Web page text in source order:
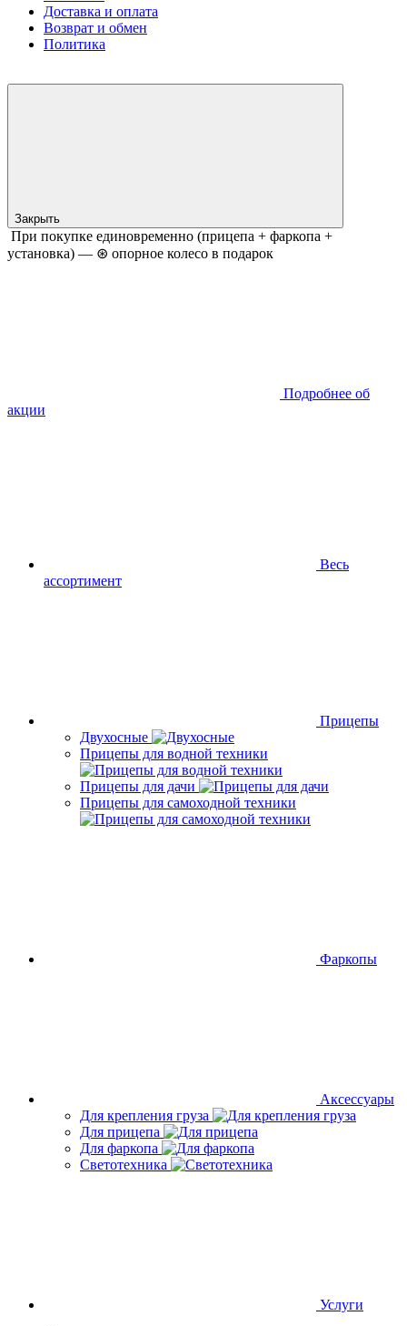
Доставка и оплата
Возврат и обмен
Политика
Закрыть
При покупке единовременно (прицепа + фаркопа +
установка) — ⊛ опорное колесо в подарок
Подробнее об
акции
Весь
ассортимент
Прицепы
Двухосные
Прицепы для водной техники
Прицепы для дачи
Прицепы для самоходной техники
Фаркопы
Аксессуары
Для крепления груза
Для прицепа
Для фаркопа
Светотехника
Услуги